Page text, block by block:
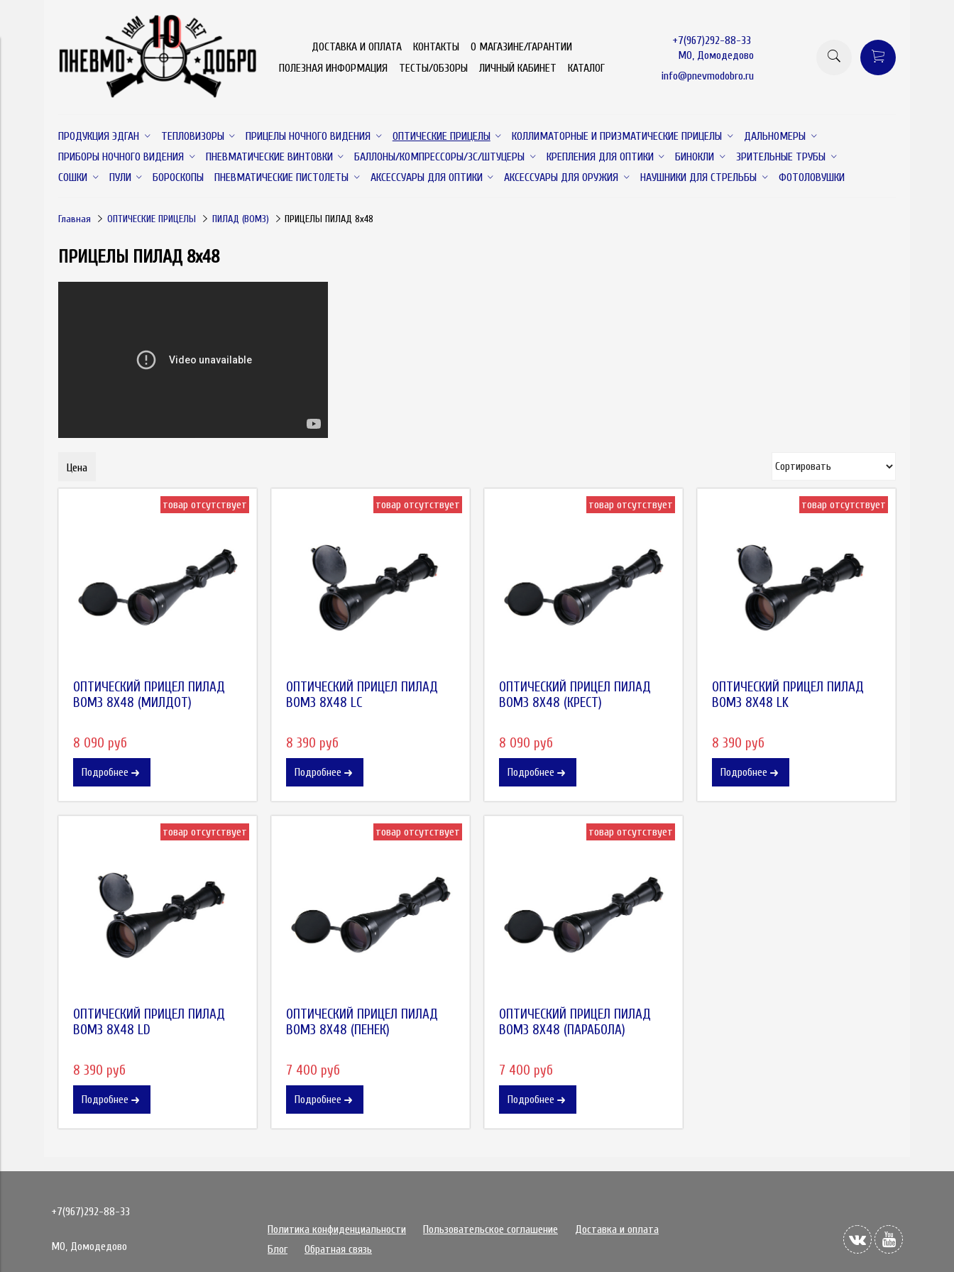
ДОСТАВКА И ОПЛАТА КОНТАКТЫ
О МАГАЗИНЕ/ГАРАНТИИ
ПОЛЕЗНАЯ ИНФОРМАЦИЯ
ТЕСТЫ/ОБЗОРЫ ЛИЧНЫЙ КАБИНЕТ КАТАЛОГ
+7(967)292-88-33
МО, Домодедово
info@pnevmodobro.ru
ПРОДУКЦИЯ ЭДГАН ТЕПЛОВИЗОРЫ ПРИЦЕЛЫ НОЧНОГО ВИДЕНИЯ ОПТИЧЕСКИЕ ПРИЦЕЛЫ КОЛЛИМАТОРНЫЕ И ПРИЗМАТИЧЕСКИЕ ПРИЦЕЛЫ
ДАЛЬНОМЕРЫ
ПРИБОРЫ НОЧНОГО ВИДЕНИЯ
ПНЕВМАТИЧЕСКИЕ ВИНТОВКИ БАЛЛОНЫ/КОМПРЕССОРЫ/ЗС/ШТУЦЕРЫ КРЕПЛЕНИЯ ДЛЯ ОПТИКИ БИНОКЛИ
ЗРИТЕЛЬНЫЕ ТРУБЫ
СОШКИ
ПУЛИ БОРОСКОПЫ ПНЕВМАТИЧЕСКИЕ ПИСТОЛЕТЫ АКСЕССУАРЫ ДЛЯ ОПТИКИ АКСЕССУАРЫ ДЛЯ ОРУЖИЯ НАУШНИКИ ДЛЯ СТРЕЛЬБЫ ФОТОЛОВУШКИ
Главная ОПТИЧЕСКИЕ ПРИЦЕЛЫ ПИЛАД (ВОМЗ) ПРИЦЕЛЫ ПИЛАД 8х48
ПРИЦЕЛЫ ПИЛАД 8х48
Цена
товар отсутствует
ОПТИЧЕСКИЙ ПРИЦЕЛ ПИЛАД
ВОМЗ 8X48 (МИЛДОТ)
8 090 руб
Подробнее
товар отсутствует
ОПТИЧЕСКИЙ ПРИЦЕЛ ПИЛАД
ВОМЗ 8X48 LC
8 390 руб
Подробнее
товар отсутствует
ОПТИЧЕСКИЙ ПРИЦЕЛ ПИЛАД
ВОМЗ 8X48 (КРЕСТ)
8 090 руб
Подробнее
товар отсутствует
ОПТИЧЕСКИЙ ПРИЦЕЛ ПИЛАД
ВОМЗ 8X48 LK
8 390 руб
Подробнее
товар отсутствует
ОПТИЧЕСКИЙ ПРИЦЕЛ ПИЛАД
ВОМЗ 8X48 LD
8 390 руб
Подробнее
товар отсутствует
ОПТИЧЕСКИЙ ПРИЦЕЛ ПИЛАД
ВОМЗ 8X48 (ПЕНЕК)
7 400 руб
Подробнее
товар отсутствует
ОПТИЧЕСКИЙ ПРИЦЕЛ ПИЛАД
ВОМЗ 8X48 (ПАРАБОЛА)
7 400 руб
Подробнее
+7(967)292-88-33
МО, Домодедово
Политика конфиденциальности Пользовательское соглашение
Доставка и оплата
Блог
Обратная связь